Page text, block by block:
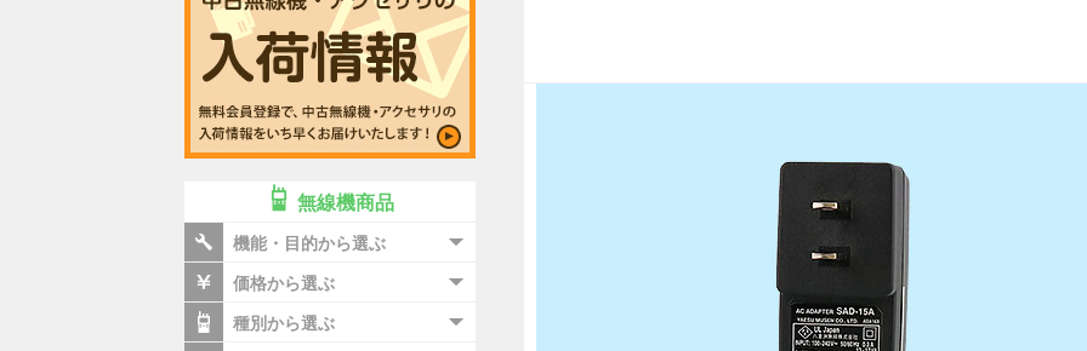
無線機商品
機能・目的から選ぶ
価格から選ぶ
種別から選ぶ